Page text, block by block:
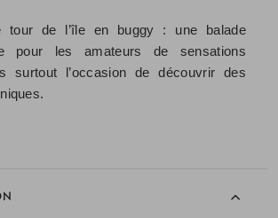
tour de l’île en buggy : une balade
pour les amateurs de sensations
surtout l’occasion de découvrir des